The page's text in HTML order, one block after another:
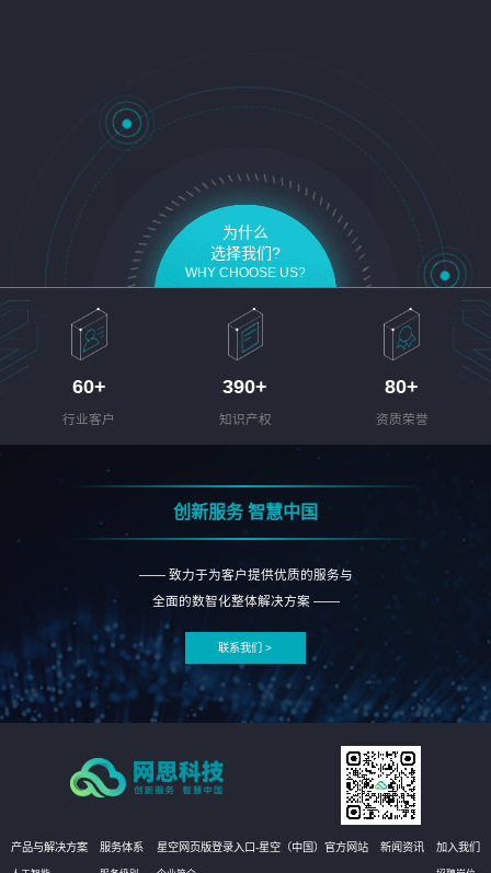
为什么
选择我们?
WHY CHOOSE US?
60+
行业客户
390+
知识产权
80+
资质荣誉
创新服务 智慧中国
—— 致力于为客户提供优质的服务与
全面的数智化整体解决方案 ——
联系我们 >
产品与解决方案 服务体系 星空网页版登录入口-星空（中国）官方网站 新闻资讯 加入我们